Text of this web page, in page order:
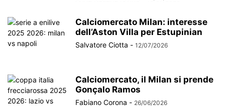
Calciomercato Milan: interesse
dell’Aston Villa per Estupinian
Salvatore Ciotta - 12/07/2026
Calciomercato, il Milan si prende
Gonçalo Ramos
Fabiano Corona - 26/06/2026